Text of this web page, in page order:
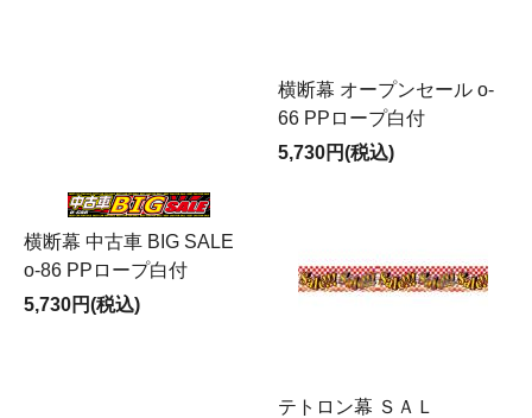
横断幕 オープンセール o-
66 PPロープ白付
5,730円(税込)
横断幕 中古車 BIG SALE
o-86 PPロープ白付
5,730円(税込)
テトロン幕 ＳＡＬ